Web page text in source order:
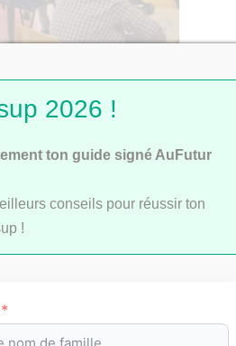
se passent
? 2026 !
ton guide signé AuFutur
conseils pour réussir ton
!